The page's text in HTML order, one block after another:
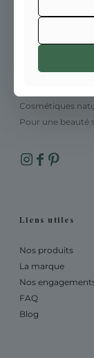
Cosmétiques
Pour une beauté
Liens utiles
Nos produits
La marque
Nos
FAQ
Blog